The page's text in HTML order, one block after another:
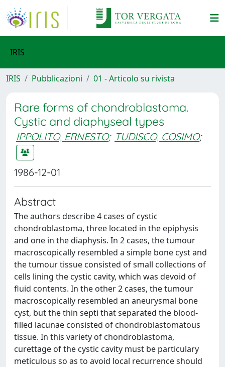
IRIS
IRIS Pubblicazioni 01 - Articolo su rivista
Rare forms of chondroblastoma.
Cystic and diaphyseal types
IPPOLITO, ERNESTO; TUDISCO, COSIMO;
1986-12-01
Abstract
The authors describe 4 cases of cystic
chondroblastoma, three located in the epiphysis
and one in the diaphysis. In 2 cases, the tumour
macroscopically resembled a simple bone cyst and
the tumour tissue consisted of small collections of
cells lining the cystic cavity, which was devoid of
fluid contents. In the other 2 cases, the tumour
macroscopically resembled an aneurysmal bone
cyst, but the thin septi that separated the blood-
filled lacunae consisted of chondroblastomatous
tissue. In this variety of chondroblastoma,
curettage of the cystic cavity must be particulary
meticulous so as to avoid local recurrence should